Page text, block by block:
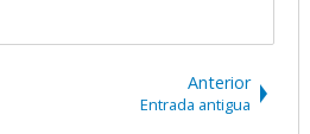
Anterior
Entrada antigua